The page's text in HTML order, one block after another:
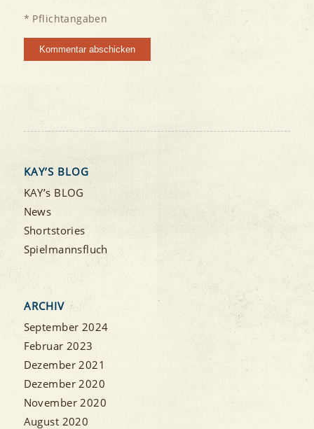
* Pflichtangaben
KAY’S BLOG
KAY’s BLOG
News
Shortstories
Spielmannsfluch
ARCHIV
September 2024
Februar 2023
Dezember 2021
Dezember 2020
November 2020
August 2020